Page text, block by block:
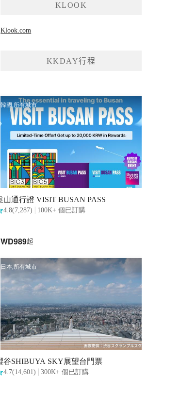
KLOOK
Klook.com
KKDAY行程